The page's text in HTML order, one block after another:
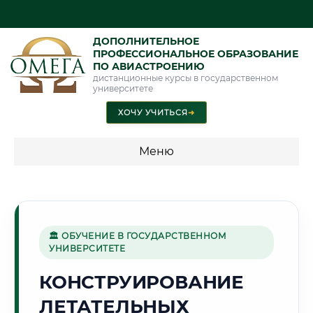
ДОПОЛНИТЕЛЬНОЕ
ПРОФЕССИОНАЛЬНОЕ ОБРАЗОВАНИЕ
ПО АВИАСТРОЕНИЮ
дистанционные курсы в государственном
университете
ХОЧУ УЧИТЬСЯ➜
Меню
🌊
Г. БАТУМИ
🏛 ОБУЧЕНИЕ В ГОСУДАРСТВЕННОМ
УНИВЕРСИТЕТЕ
КОНСТРУИРОВАНИЕ
ЛЕТАТЕЛЬНЫХ